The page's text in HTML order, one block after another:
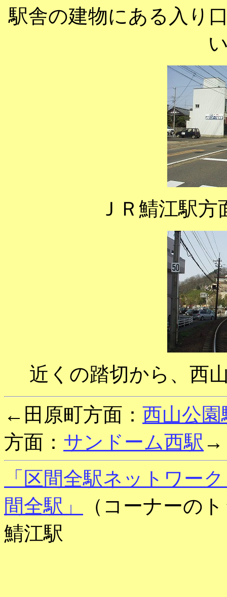
駅舎の建物にある入り
ＪＲ鯖江駅
近くの踏切から、西
←田原町方面： 西山公園
方面： サンドーム西駅 →
「区間全駅ネットワー
間全駅」
（コーナーの
鯖江駅